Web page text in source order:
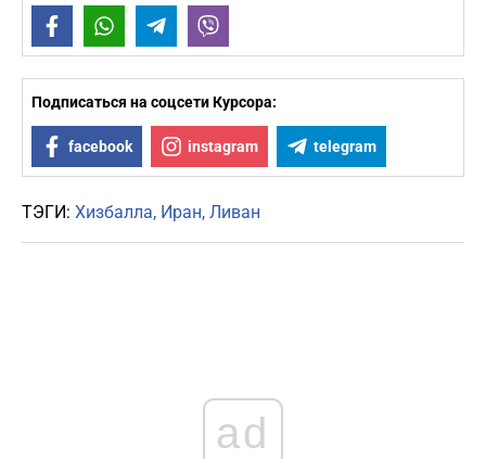
FacebookWhatsAppTelegram
Подписаться на соцсети Курсора:
facebook instagram telegram
ТЭГИ: Хизбалла Иран Ливан
ad